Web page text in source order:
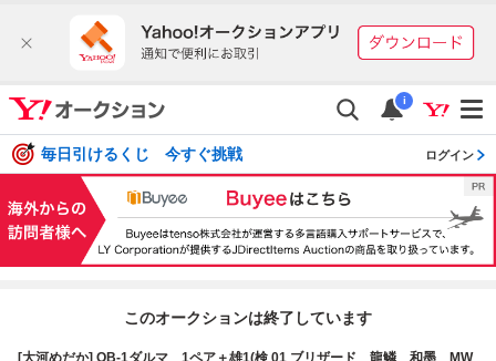
i
毎日引けるくじ 今すぐ挑戦 ログイン
このオークションは終了しています
[大河めだか] OB-1ダルマ 1ペア＋雄1(検 01 ブリザード 龍鱗 和墨 MW